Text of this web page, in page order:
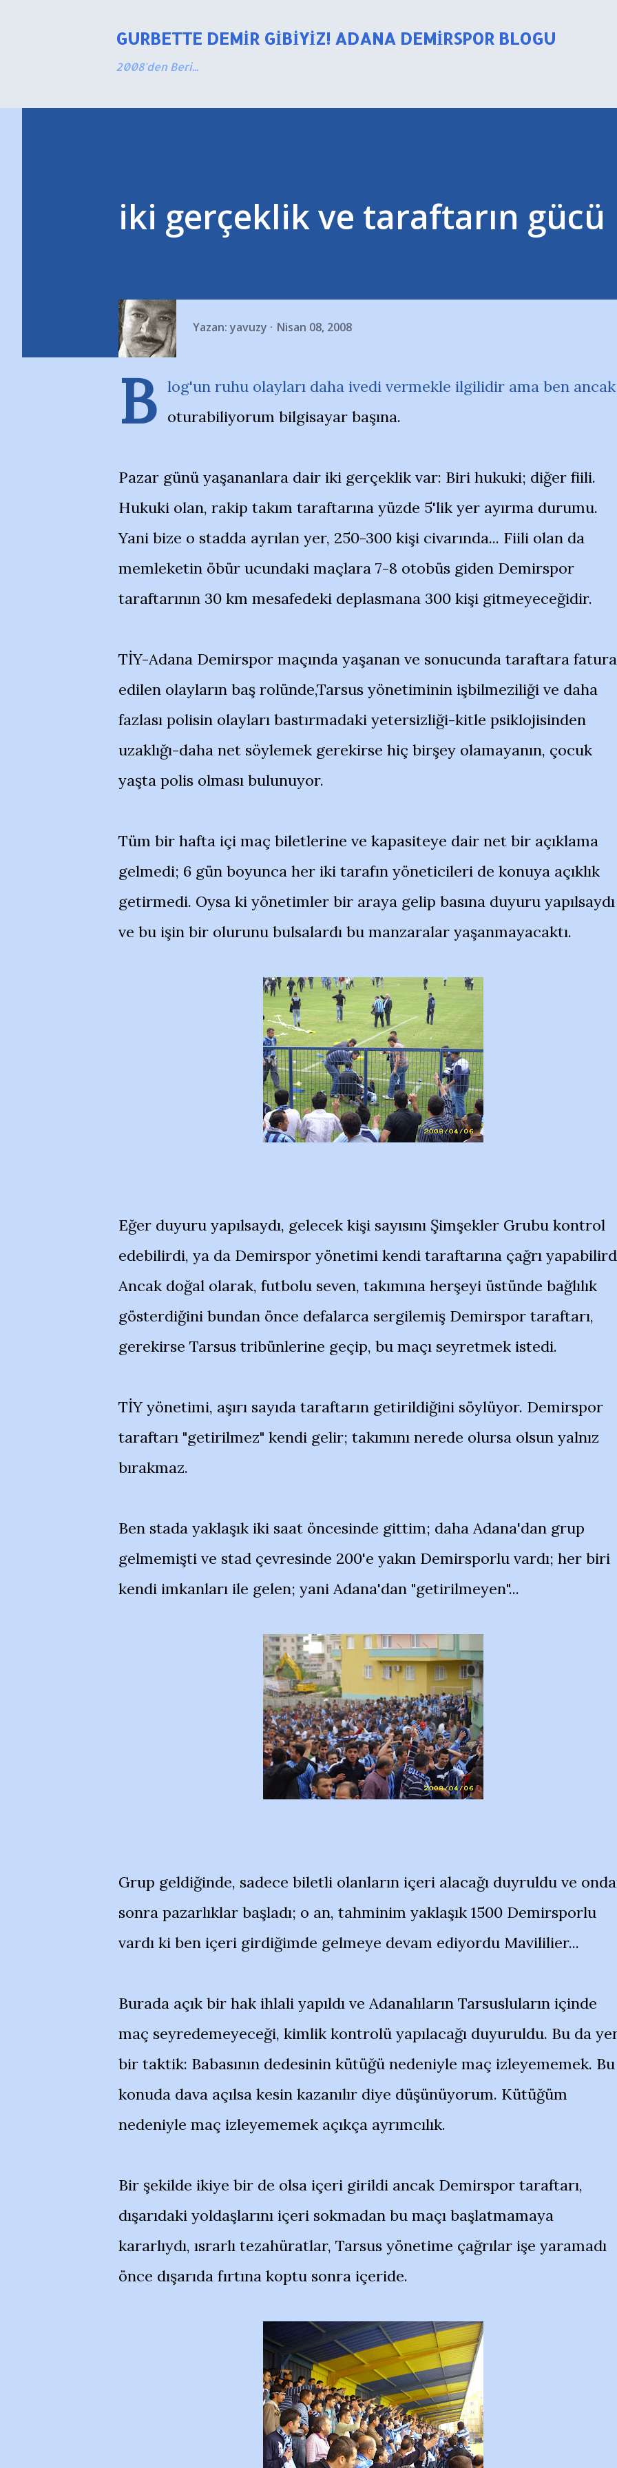
GURBETTE DEMIR GIBIYIZ! ADANA DEMIRSPOR BLOGU
2008'den Beri...
iki gerçeklik ve taraftarın gücü
Yazan: yavuzy Nisan 08, 2008
B log'un ruhu olayları daha ivedi vermekle ilgilidir ama ben ancak
oturabiliyorum bilgisayar başına.
Pazar günü yaşananlara dair iki gerçeklik var: Biri hukuki; diğer fiili.
Hukuki olan, rakip takım taraftarına yüzde 5'lik yer ayırma durumu.
Yani bize o stadda ayrılan yer, 250-300 kişi civarında... Fiili olan da
memleketin öbür ucundaki maçlara 7-8 otobüs giden Demirspor
taraftarının 30 km mesafedeki deplasmana 300 kişi gitmeyeceğidir.
TİY-Adana Demirspor maçında yaşanan ve sonucunda taraftara fatura
edilen olayların baş rolünde,Tarsus yönetiminin işbilmeziliği ve daha
fazlası polisin olayları bastırmadaki yetersizliği-kitle psiklojisinden
uzaklığı-daha net söylemek gerekirse hiç birşey olamayanın, çocuk
yaşta polis olması bulunuyor.
Tüm bir hafta içi maç biletlerine ve kapasiteye dair net bir açıklama
gelmedi; 6 gün boyunca her iki tarafın yöneticileri de konuya açıklık
getirmedi. Oysa ki yönetimler bir araya gelip basına duyuru yapılsaydı
ve bu işin bir olurunu bulsalardı bu manzaralar yaşanmayacaktı.
Eğer duyuru yapılsaydı, gelecek kişi sayısını Şimşekler Grubu kontrol
edebilirdi, ya da Demirspor yönetimi kendi taraftarına çağrı
Ancak doğal olarak, futbolu seven, takımına herşeyi üstünde bağlılık
gösterdiğini bundan önce defalarca sergilemiş Demirspor taraftarı,
gerekirse Tarsus tribünlerine geçip, bu maçı seyretmek istedi.
TİY yönetimi, aşırı sayıda taraftarın getirildiğini söylüyor. Demirspor
taraftarı "getirilmez" kendi gelir; takımını nerede olursa olsun yalnız
bırakmaz.
Ben stada yaklaşık iki saat öncesinde gittim; daha Adana'dan grup
gelmemişti ve stad çevresinde 200'e yakın Demirsporlu vardı; her biri
kendi imkanları ile gelen; yani Adana'dan "getirilmeyen"...
Grup geldiğinde, sadece biletli olanların içeri alacağı duyruldu ve
sonra pazarlıklar başladı; o an, tahminim yaklaşık 1500 Demirsporlu
vardı ki ben içeri girdiğimde gelmeye devam ediyordu Mavililier...
Burada açık bir hak ihlali yapıldı ve Adanalıların Tarsusluların içinde
maç seyredemeyeceği, kimlik kontrolü yapılacağı duyuruldu. Bu da
bir taktik: Babasının dedesinin kütüğü nedeniyle maç izleyememek. Bu
konuda dava açılsa kesin kazanılır diye düşünüyorum. Kütüğüm
nedeniyle maç izleyememek açıkça ayrımcılık.
Bir şekilde ikiye bir de olsa içeri girildi ancak Demirspor taraftarı,
dışarıdaki yoldaşlarını içeri sokmadan bu maçı başlatmamaya
kararlıydı, ısrarlı tezahüratlar, Tarsus yönetime çağrılar işe yaramadı
önce dışarıda fırtına koptu sonra içeride.